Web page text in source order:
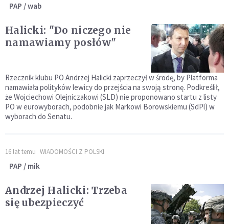
PAP / wab
Halicki: "Do niczego nie
namawiamy posłów"
Rzecznik klubu PO Andrzej Halicki zaprzeczył w środę, by Platforma
namawiała polityków lewicy do przejścia na swoją stronę. Podkreślił,
że Wojciechowi Olejniczakowi (SLD) nie proponowano startu z listy
PO w eurowyborach, podobnie jak Markowi Borowskiemu (SdPl) w
wyborach do Senatu.
16 lat temu WIADOMOŚCI Z POLSKI
PAP / mik
Andrzej Halicki: Trzeba
się ubezpieczyć